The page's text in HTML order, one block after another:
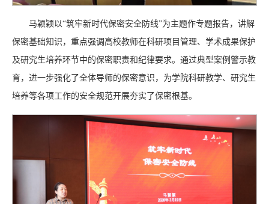
马颖颖以“筑牢新时代保密安全防线”为主题作专题报告，讲解
保密基础知识，重点强调高校教师在科研项目管理、学术成果保护
及研究生培养环节中的保密职责和纪律要求。通过典型案例警示教
育，进一步强化了全体导师的保密意识，为学院科研教学、研究生
培养等各项工作的安全规范开展夯实了保密根基。